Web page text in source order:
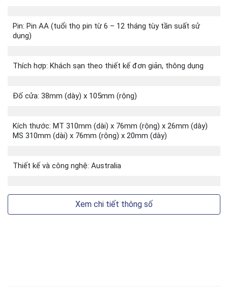
Pin: Pin AA (tuổi thọ pin từ 6 – 12 tháng tùy tần suất sử
dụng)
Thích hợp: Khách sạn theo thiết kế đơn giản, thông dụng
Đố cửa: 38mm (dày) x 105mm (rộng)
Kích thước: MT 310mm (dài) x 76mm (rộng) x 26mm (dày)
MS 310mm (dài) x 76mm (rộng) x 20mm (dày)
Thiết kế và công nghệ: Australia
Xem chi tiết thông số